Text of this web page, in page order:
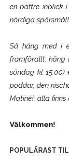
en bättre inblick
nördiga spörsmål!
Så häng med i
framförallt, häng
söndag kl
poddar, den
Matiné!; alla
Välkommen!
POPULÄRAST